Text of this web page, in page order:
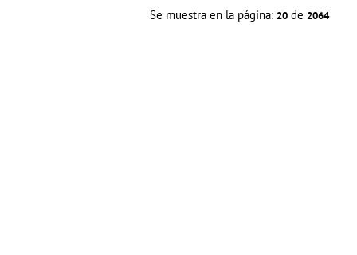
Se muestra en la página: 20 de 2064